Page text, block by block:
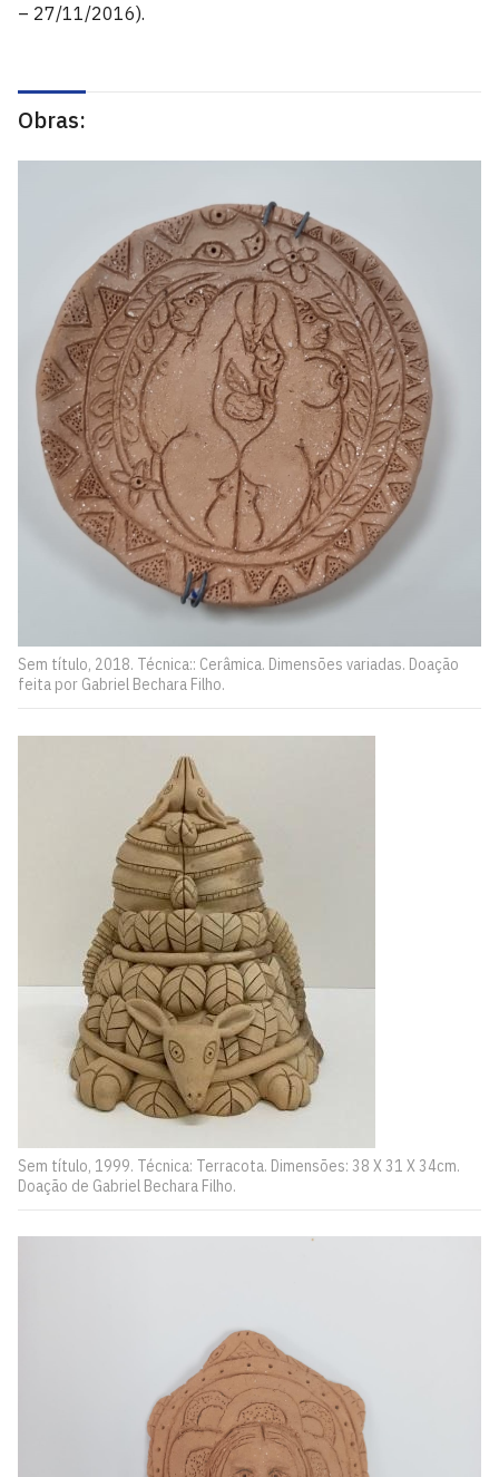
– 27/11/2016).
Obras:
Sem título, 2018. Técnica:: Cerâmica. Dimensões variadas. Doação
feita por Gabriel Bechara Filho.
Sem título, 1999. Técnica: Terracota. Dimensões: 38 X 31 X 34cm.
Doação de Gabriel Bechara Filho.